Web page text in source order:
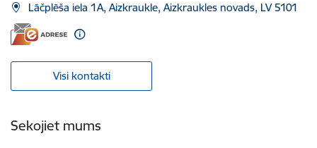
Lāčplēša iela 1A, Aizkraukle, Aizkraukles novads, LV 5101
Visi kontakti
Sekojiet mums